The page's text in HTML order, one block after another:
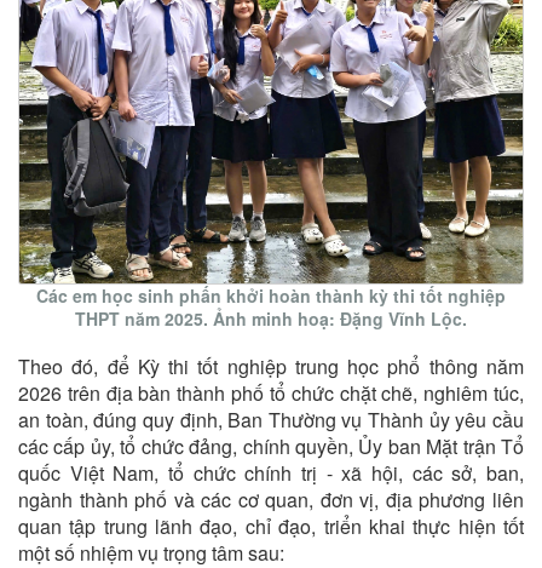
Các em học sinh phấn khởi hoàn thành kỳ thi tốt nghiệp
THPT năm 2025. Ảnh minh hoạ: Đặng Vĩnh Lộc.
Theo đó, để Kỳ thi tốt nghiệp trung học phổ thông năm
2026 trên địa bàn thành phố tổ chức chặt chẽ, nghiêm túc,
an toàn, đúng quy định, Ban Thường vụ Thành ủy yêu cầu
các cấp ủy, tổ chức đảng, chính quyền, Ủy ban Mặt trận Tổ
quốc Việt Nam, tổ chức chính trị - xã hội, các sở, ban,
ngành thành phố và các cơ quan, đơn vị, địa phương liên
quan tập trung lãnh đạo, chỉ đạo, triển khai thực hiện tốt
một số nhiệm vụ trọng tâm sau: